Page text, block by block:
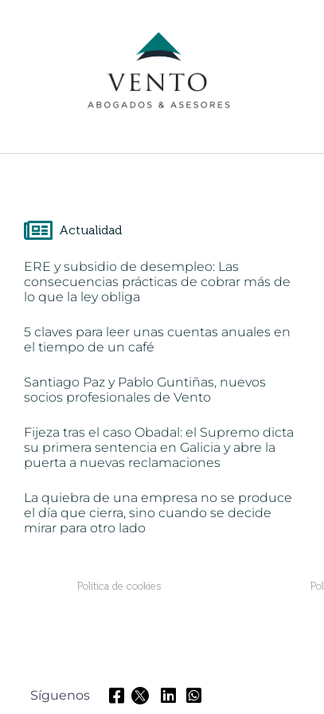
Actualidad
ERE y subsidio de desempleo: Las
consecuencias prácticas de cobrar más de
lo que la ley obliga
5 claves para leer unas cuentas anuales en
el tiempo de un café
Santiago Paz y Pablo Guntiñas, nuevos
socios profesionales de Vento
Fijeza tras el caso Obadal: el Supremo dicta
su primera sentencia en Galicia y abre la
puerta a nuevas reclamaciones
La quiebra de una empresa no se produce
el día que cierra, sino cuando se decide
mirar para otro lado
Política de cookies
Síguenos